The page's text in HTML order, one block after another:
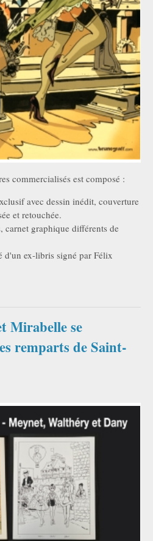
commercialisés est composé :
avec dessin inédit, couverture
et retouchée.
carnet graphique différents de
d'un ex-libris signé par Félix
Mirabelle se
remparts de Saint-